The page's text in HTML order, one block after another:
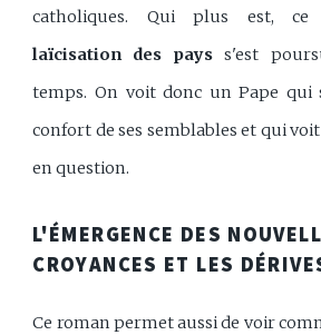
catholiques. Qui plus est, ce
laïcisation des pays s'est
temps. On voit donc un Pape
confort de ses semblables et qui
en question.
L'ÉMERGENCE DES
CROYANCES ET LES
Ce roman permet aussi de voir